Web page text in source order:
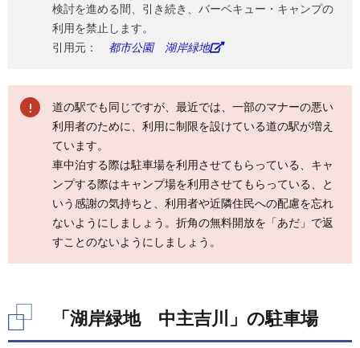
4.2.
右岸の
上流
右岸の
地
検討を進める間、引き続き、バーベキュー・キャンプの
利用を禁止します。
引用元： 都市公園 湖岸緑地
道の駅でも同じですが、最近では、一部のマナーの悪い
利用者のために、利用に制限を設けている道の駅が増え
ています。
車中泊する際は駐車場を利用させてもらっている、キャ
ンプする際はキャンプ場を利用させてもらっている、と
いう感謝の気持ちと、利用者や近隣住民への配慮を忘れ
ないようにしましょう。折角の無料開放を「あだ」で返
すことのないようにしましょう。
「湖岸緑地 中主吉川」の駐車場